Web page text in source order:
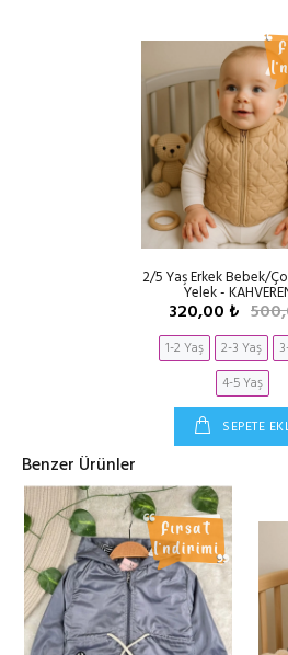
2/5 Yaş Erkek Bebek/
Yelek -
320,00 ₺
1-2 Yaş 2-3 Yaş
4-5 Yaş
SEPETE
Benzer Ürünler